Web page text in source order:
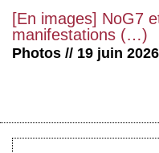
[En images] NoG7
manifestations (…)
Photos // 19 juin 2026